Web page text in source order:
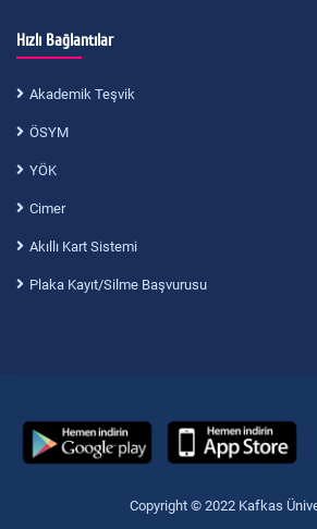
Hızlı Bağlantılar
Akademik Teşvik
ÖSYM
YÖK
Cimer
Akıllı Kart Sistemi
Plaka Kayıt/Silme Başvurusu
Copyright © 2022 Kafkas